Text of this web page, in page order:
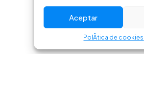
Aceptar
PolÃ­tica de cookies